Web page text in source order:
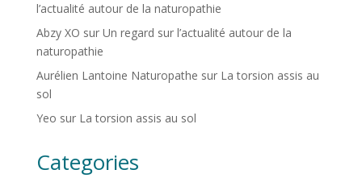
l’actualité autour de la naturopathie
Abzy XO sur Un regard sur l’actualité autour de la
naturopathie
Aurélien Lantoine Naturopathe sur La torsion assis au
sol
Yeo sur La torsion assis au sol
Categories